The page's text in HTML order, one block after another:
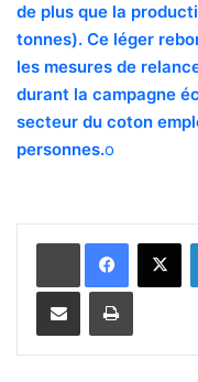
de plus que la
tonnes). Ce léger
les mesures de
durant la campagne
secteur du coton
personnes.o
Imprimer